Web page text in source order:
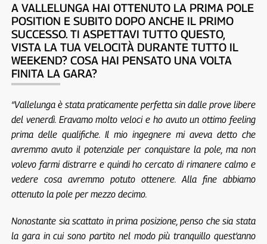
A VALLELUNGA HAI OTTENUTO LA PRIMA POLE
POSITION E SUBITO DOPO ANCHE IL PRIMO
SUCCESSO. TI ASPETTAVI TUTTO QUESTO,
VISTA LA TUA VELOCITÀ DURANTE TUTTO IL
WEEKEND? COSA HAI PENSATO UNA VOLTA
FINITA LA GARA?
“Vallelunga è stata praticamente perfetta sin dalle prove libere
del venerdì. Eravamo molto veloci e ho avuto un ottimo feeling
prima delle qualifiche. Il mio ingegnere mi aveva detto che
avremmo avuto il potenziale per conquistare la pole, ma non
volevo farmi distrarre e quindi ho cercato di rimanere calmo e
vedere cosa avremmo potuto ottenere. Alla fine abbiamo
ottenuto la pole per mezzo decimo.
Nonostante sia scattato in prima posizione, penso che sia stata
la gara in cui sono partito nel modo più tranquillo quest’anno